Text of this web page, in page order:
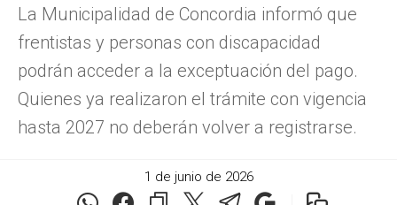
La Municipalidad de Concordia informó que
frentistas y personas con discapacidad
podrán acceder a la exceptuación del pago.
Quienes ya realizaron el trámite con vigencia
hasta 2027 no deberán volver a registrarse.
1 de junio de 2026